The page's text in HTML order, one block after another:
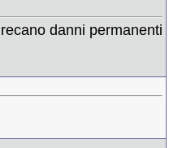
danni permanenti